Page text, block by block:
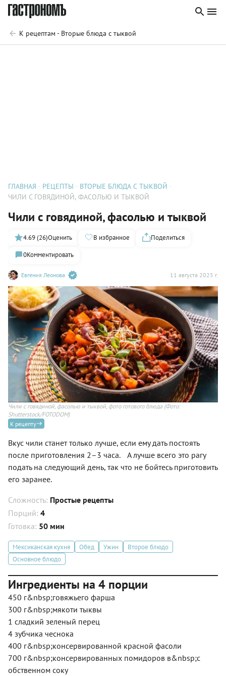
К рецептам - Вторые блюда с тыквой
ГЛАВНАЯ РЕЦЕПТЫ
ВТОРЫЕ БЛЮДА С ТЫКВОЙ
ЧИЛИ С ГОВЯДИНОЙ, ФАСОЛЬЮ И ТЫКВОЙ
Чили с говядиной, фасолью и тыквой
Евгения Леонова 11 августа 2025 г.
4.69 (26)Оценить В избранное
Поделиться
0Комментировать
Чили с говядиной, фасолью и тыквой, фото готового блюда (Фото:
Shutterstock/FOTODOM)
К рецепту
Вкус чили станет только лучше, если ему дать постоять
после приготовления 2–3 часа. А лучше всего это рагу
подать на следующий день, так что не бойтесь приготовить
его заранее.
Сложность: Простые рецепты
Порций: 4
Готовка: 50 мин
Мексиканская кухня Обед Ужин
Второе блюдо
Основное блюдо
Ингредиенты на 4 порции
450 г&nbsp;говяжьего фарша
300 г&nbsp;мякоти тыквы
1 сладкий зеленый перец
4 зубчика чеснока
400 г&nbsp;консервированной красной фасоли
700 г&nbsp;консервированных помидоров в&nbsp;с
обственном соку